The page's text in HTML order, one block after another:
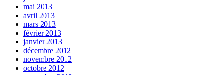
mai 2013
avril 2013
mars 2013
février 2013
janvier 2013
décembre 2012
novembre 2012
octobre 2012